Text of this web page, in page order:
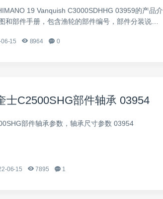
19 Vanquish C3000SDHHG 03959的产品介
和部件手册，包含渔轮的部件编号，部件分装说明
15 8964 0
士C2500SHG部件轴承 03954
部件轴承参数，轴承尺寸参数 03954
06-15 7895 1